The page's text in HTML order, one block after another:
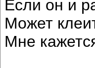
Если он и
Может
Мне